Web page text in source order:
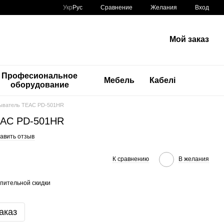
Укр Рус Сравнение Желания Вход
Мой заказ
Професиональное
оборудование
Мебель Кабелі
TEAC PD-501HR
PD-501HR
отзыв
К сравнению В желания
скидки